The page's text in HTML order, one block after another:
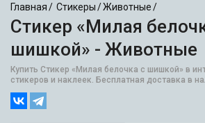
Главная Стикеры Животные
Стикер «Милая
шишкой» - Животные
Купить Стикер «Милая белочка с шишкой» в
стикеров и наклеек. Бесплатная доставка в